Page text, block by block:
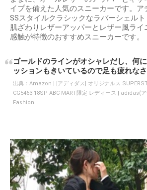
イプを備えた人気のスニーカーです。ア
SSスタイルクラシックなラバーシェル
肌ざわりレザーアッパーとレザー風ライ
感触が特徴のおすすめスニーカーです。
ゴールドのラインがオシャレだし、何
ッションもきいているので足も疲れなさ
出典： Amazon | [アディダス] オリジナルス
CG5463 18SP ABC-MART限定 レディース | adidas(
Fashion